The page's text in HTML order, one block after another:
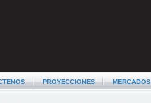
PROYECCIONES MERCADOS